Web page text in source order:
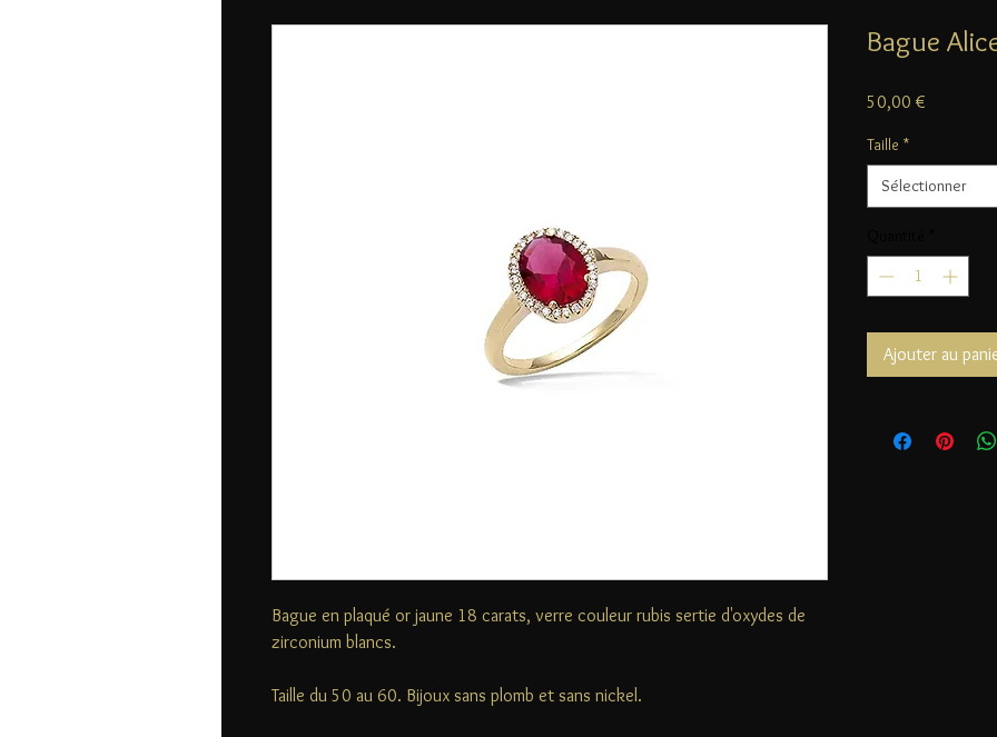
Bague en plaqué or jaune 18 carats, verre couleur rubis sertie d'oxydes de
zirconium blancs.
Taille du 50 au 60. Bijoux sans plomb et sans nickel.
Bague
50,00 €
Taille *
Sélectionner
Ajouter au